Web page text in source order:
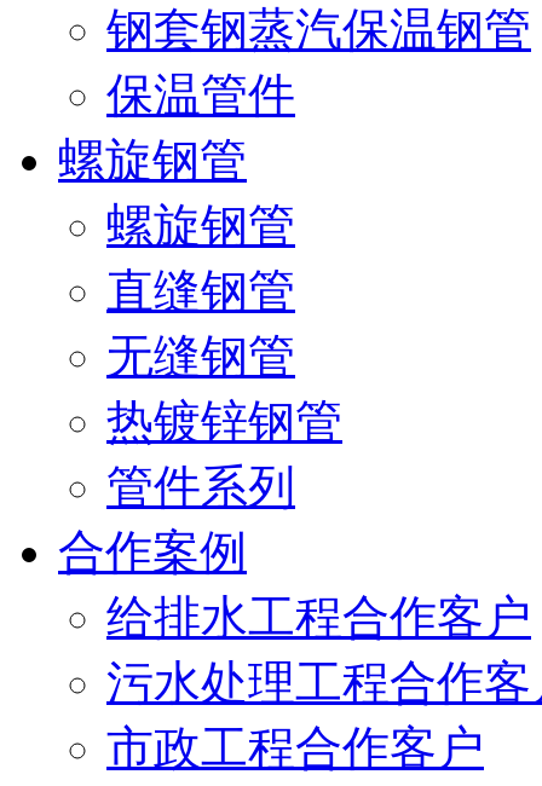
钢套钢蒸汽保温钢管
保温管件
螺旋钢管
螺旋钢管
直缝钢管
无缝钢管
热镀锌钢管
管件系列
合作案例
给排水工程合作客户
污水处理工程合作客
市政工程合作客户